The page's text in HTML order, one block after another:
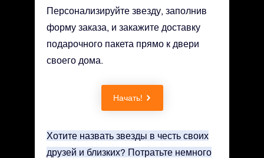
Персонализируйте звезду, заполнив
форму заказа, и закажите доставку
подарочного пакета прямо к двери
своего дома.
Начать!
Хотите назвать звезды в честь своих
друзей и близких? Потратьте немного